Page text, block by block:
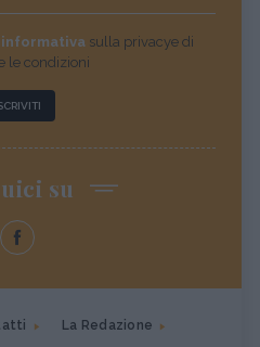
informativasulla privacye di
le condizioni
su
La Redazione